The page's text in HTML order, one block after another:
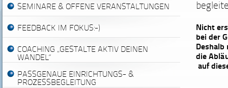
SEMINARE & OFFENE VERANSTALTUNGEN
FEEDBACK IM FOKUS:-)
COACHING „GESTALTE AKTIV DEINEN
WANDEL“
PASSGENAUE EINRICHTUNGS- &
PROZESSBEGLEITUNG
Nicht
bei der
die
auf